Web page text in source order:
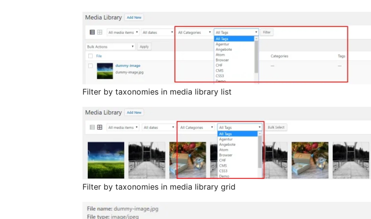
Filter by taxonomies in media library list
Filter by taxonomies in media library grid